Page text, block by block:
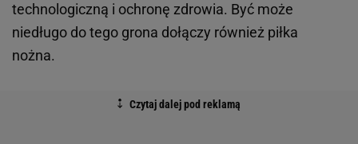
technologiczną i ochronę zdrowia. Być może
niedługo do tego grona dołączy również piłka
nożna.